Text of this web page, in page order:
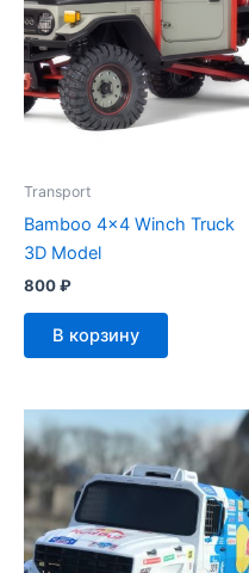
Transport
Bamboo 4×4 Winch Truck
3D Model
800₽
В корзину